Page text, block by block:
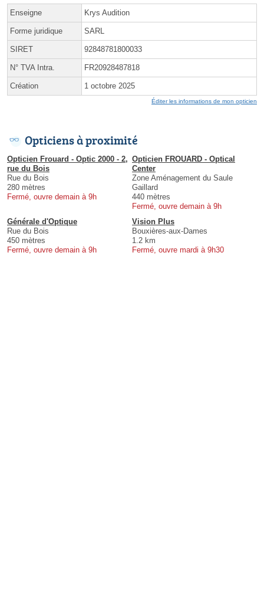
Enseigne Krys Audition
Forme juridique SARL
SIRET 92848781800033
N° TVA Intra. FR20928487818
Création 1 octobre 2025
Éditer les informations de mon opticien
Opticiens à proximité
Opticien Frouard - Optic 2000 - 2,
rue du Bois
Rue du Bois
280 mètres
Fermé, ouvre demain à 9h
Opticien FROUARD - Optical
Center
Zone Aménagement du Saule
Gaillard
440 mètres
Fermé, ouvre demain à 9h
Générale d'Optique
Rue du Bois
450 mètres
Fermé, ouvre demain à 9h
Vision Plus
Bouxières-aux-Dames
1.2 km
Fermé, ouvre mardi à 9h30